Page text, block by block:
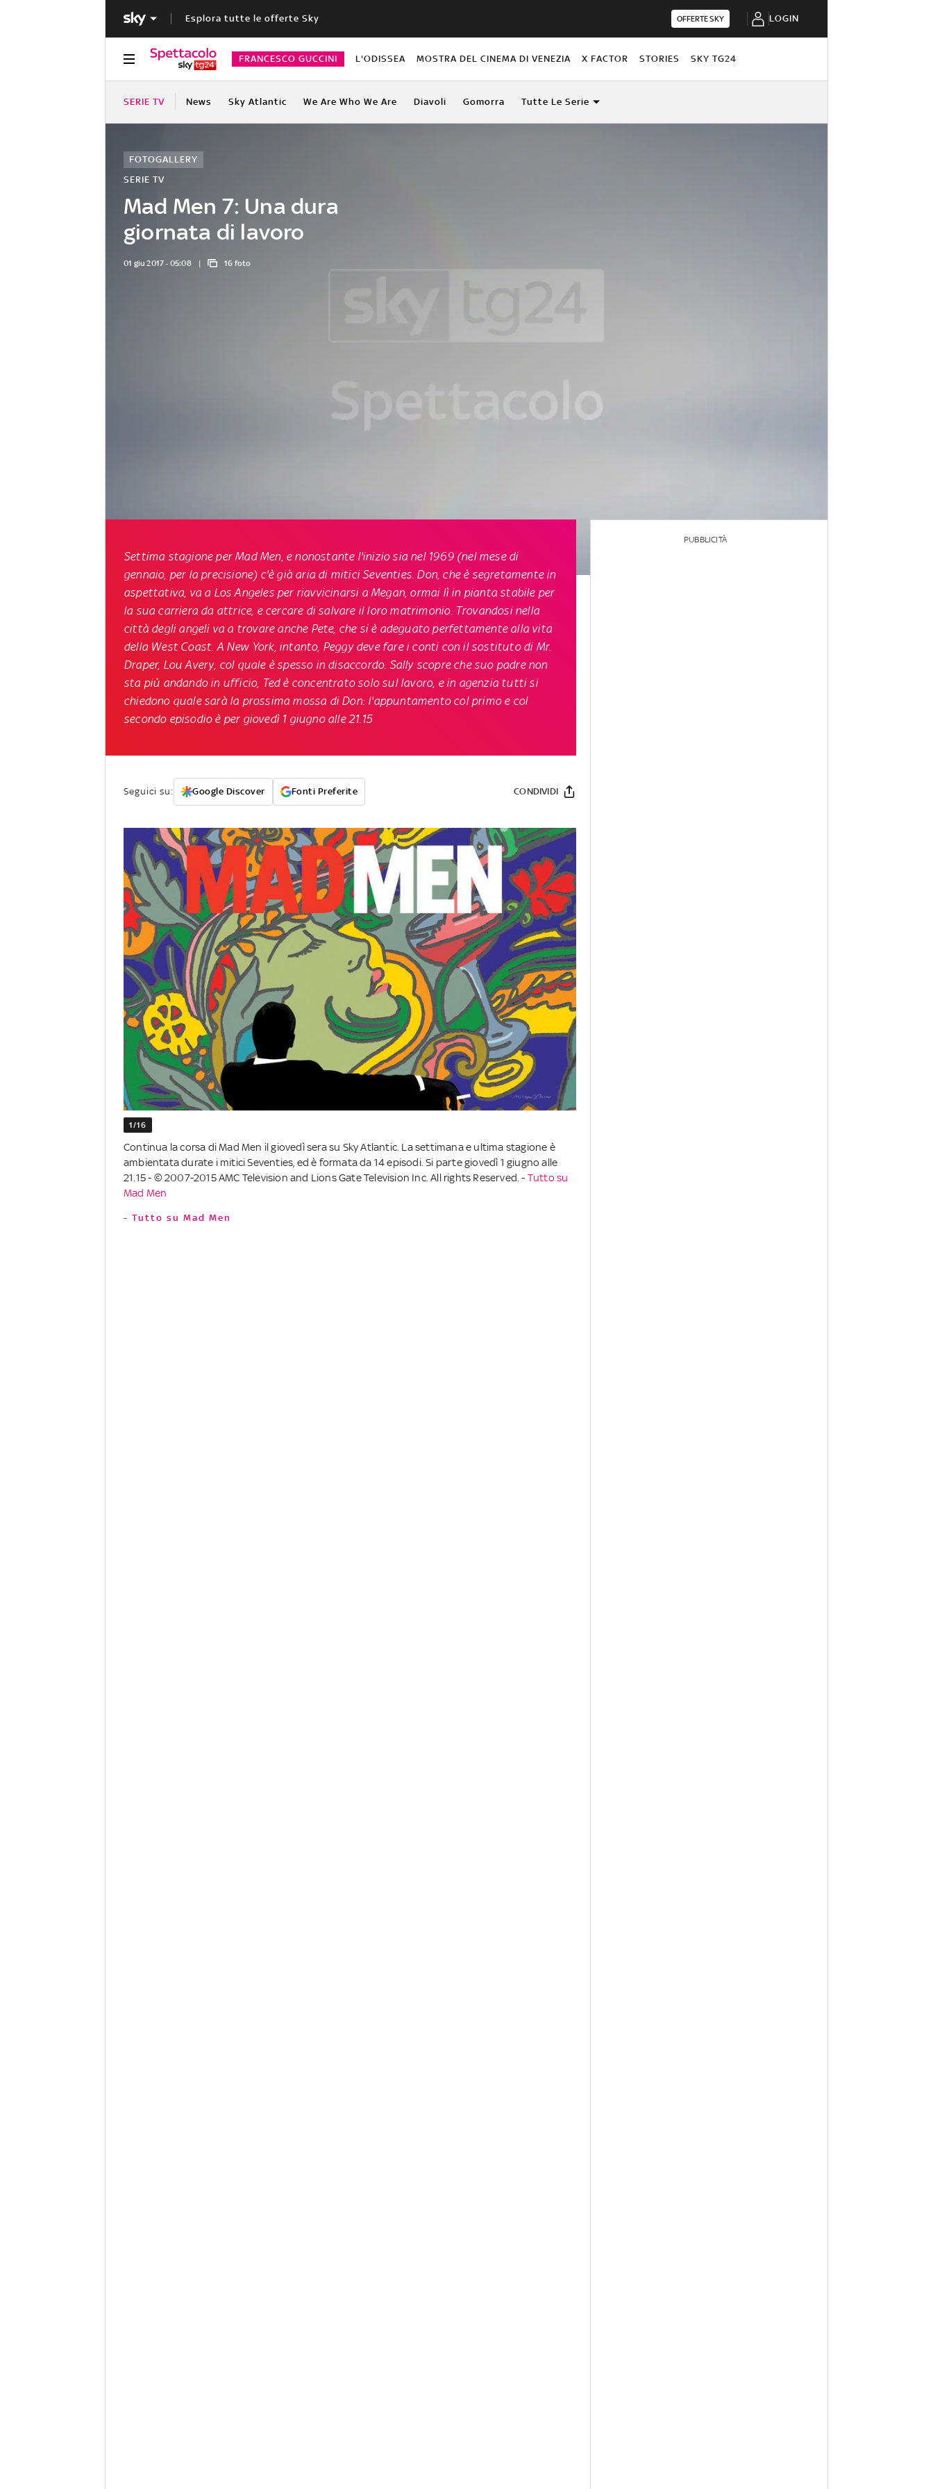
Esplora tutte le offerte Sky OFFERTE SKY LOGIN
FRANCESCO GUCCINI L'ODISSEA MOSTRA DEL CINEMA DI VENEZIA X FACTOR STORIES SKY TG24
SERIE TV News Sky Atlantic We Are Who We Are Diavoli Gomorra Tutte Le Serie
Mad Men 7: Una dura
giornata di lavoro
SERIE TV
FOTOGALLERY
01 giu 2017 - 05:08 16 foto
Settima stagione perMad Men, e nonostante l'inizio sia nel 1969 (nel mese di
gennaio, per la precisione) c'è già aria di mitici Seventies. Don, che è segretamente in
aspettativa, va a Los Angeles per riavvicinarsi a Megan, ormai lì in pianta stabile per
la sua carriera da attrice, e cercare di salvare il loro matrimonio. Trovandosi nella
città degli angeli va a trovare anche Pete, che si è adeguato perfettamente alla vita
della West Coast. A New York, intanto, Peggy deve fare i conti con il sostituto di Mr.
Draper, Lou Avery, col quale è spesso in disaccordo. Sally scopre che suo padre non
sta più andando in ufficio, Ted è concentrato solo sul lavoro, e in agenzia tutti si
chiedono quale sarà la prossima mossa di Don: l'appuntamento col primo e col
secondo episodio è per giovedì 1 giugno alle 21.15
Seguici su: Google Discover Fonti Preferite CONDIVIDI
1/16
Continua la corsa di Mad Men il giovedì sera su Sky Atlantic. La settimana e ultima stagione è
ambientata durate i mitici Seventies, ed è formata da 14 episodi. Si parte giovedì 1 giugno alle
21.15 - © 2007-2015 AMC Television and Lions Gate Television Inc. All rights Reserved. - Tutto su
Mad Men
- Tutto su Mad Men
PUBBLICITÀ